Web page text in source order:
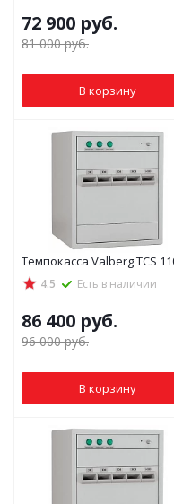
72 900 руб.
81 000руб.
В корзину
Темпокасса Valberg TCS
4.5 Есть в наличии
86 400 руб.
96 000руб.
В корзину